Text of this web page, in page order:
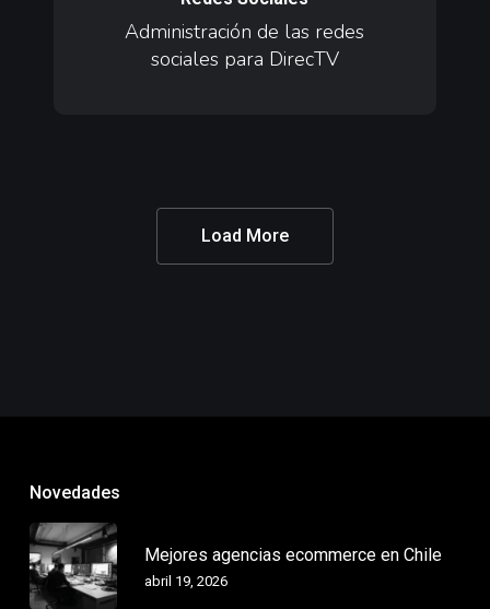
redes
sociales
Administración de las redes
sociales para DirecTV
Load More
Novedades
Mejores agencias ecommerce en Chile
abril 19, 2026